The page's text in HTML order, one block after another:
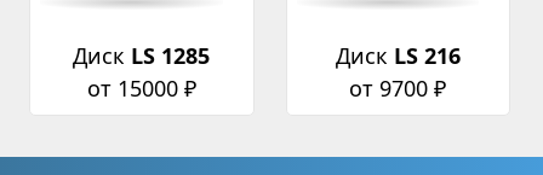
Диск LS 1285
от 15000 ₽
Диск LS 216
от 9700 ₽